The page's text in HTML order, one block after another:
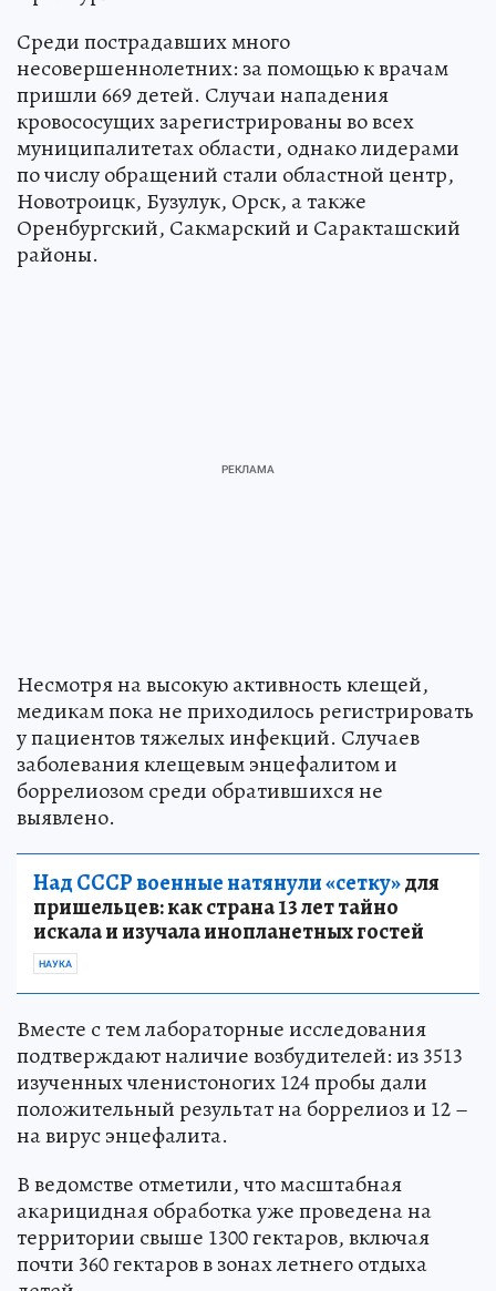
Среди пострадавших много
несовершеннолетних: за помощью к врачам
пришли 669 детей. Случаи нападения
кровососущих зарегистрированы во всех
муниципалитетах области, однако лидерами
по числу обращений стали областной центр,
Новотроицк, Бузулук, Орск, а также
Оренбургский, Сакмарский и Саракташский
районы.
Несмотря на высокую активность клещей,
медикам пока не приходилось регистрировать
у пациентов тяжелых инфекций. Случаев
заболевания клещевым энцефалитом и
боррелиозом среди обратившихся не
выявлено.
Над СССР военные натянули «сетку»для
пришельцев: как страна 13 лет тайно
искала и изучала инопланетных гостей
НАУКА
Вместе с тем лабораторные исследования
подтверждают наличие возбудителей: из 3513
изученных членистоногих 124 пробы дали
положительный результат на боррелиоз и 12 –
на вирус энцефалита.
В ведомстве отметили, что масштабная
акарицидная обработка уже проведена на
территории свыше 1300 гектаров, включая
почти 360 гектаров в зонах летнего отдыха